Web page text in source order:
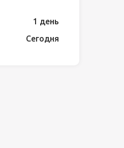
1 день
Сегодня